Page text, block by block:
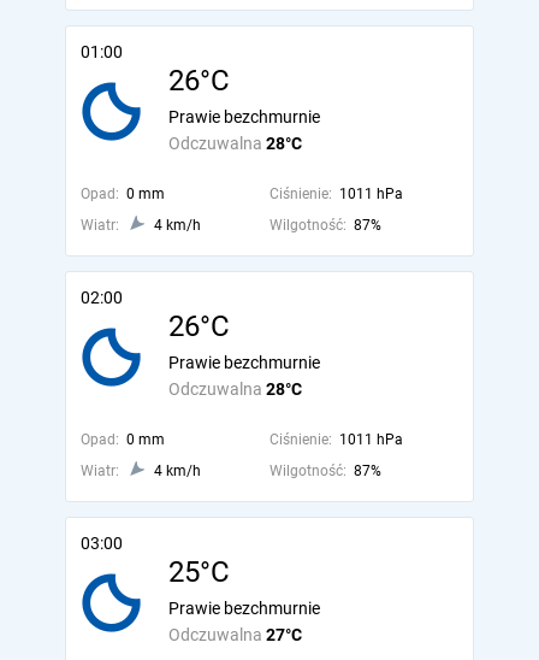
01:00
26°C
Odczuwalna 28°C
Prawie bezchmurnie
Opad: 0 mm Ciśnienie: 1011 hPa
Wiatr:
4 km/h Wilgotność: 87%
02:00
26°C
Odczuwalna 28°C
Prawie bezchmurnie
Opad: 0 mm Ciśnienie: 1011 hPa
Wiatr:
4 km/h Wilgotność: 87%
03:00
25°C
Odczuwalna 27°C
Prawie bezchmurnie